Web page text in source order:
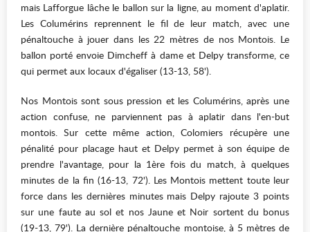
mais Lafforgue lâche le ballon sur la ligne, au moment d'aplatir.
Les Columérins reprennent le fil de leur match, avec une
pénaltouche à jouer dans les 22 mètres de nos Montois. Le
ballon porté envoie Dimcheff à dame et Delpy transforme, ce
qui permet aux locaux d'égaliser (13-13, 58').
Nos Montois sont sous pression et les Columérins, après une
action confuse, ne parviennent pas à aplatir dans l'en-but
montois. Sur cette même action, Colomiers récupère une
pénalité pour placage haut et Delpy permet à son équipe de
prendre l'avantage, pour la 1ère fois du match, à quelques
minutes de la fin (16-13, 72'). Les Montois mettent toute leur
force dans les dernières minutes mais Delpy rajoute 3 points
sur une faute au sol et nos Jaune et Noir sortent du bonus
(19-13, 79'). La dernière pénaltouche montoise, à 5 mètres de